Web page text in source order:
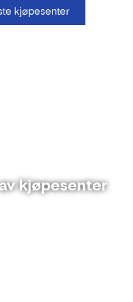
kjøpesenter
kjøpesenter